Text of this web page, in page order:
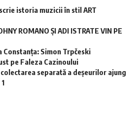
istoria muzicii în stil ART
ROMANO ȘI ADI ISTRATE VIN PE
Constanța: Simon Trpčeski
pe Faleza Cazinoului
separată a deșeurilor ajung